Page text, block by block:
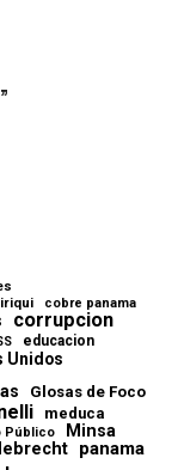
cobre panama
corrupcion
educacion
Unidos
Glosas de Foco
meduca
Público Minsa
panama